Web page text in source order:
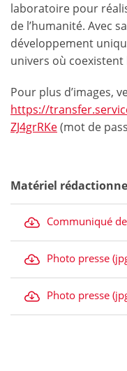
laboratoire pour
de l’humanité. Avec
développement
univers où coexistent
Pour plus d’images,
https://
ZJ4grRKe(mot de
Matériel
Communiqué
Photo presse
Photo presse